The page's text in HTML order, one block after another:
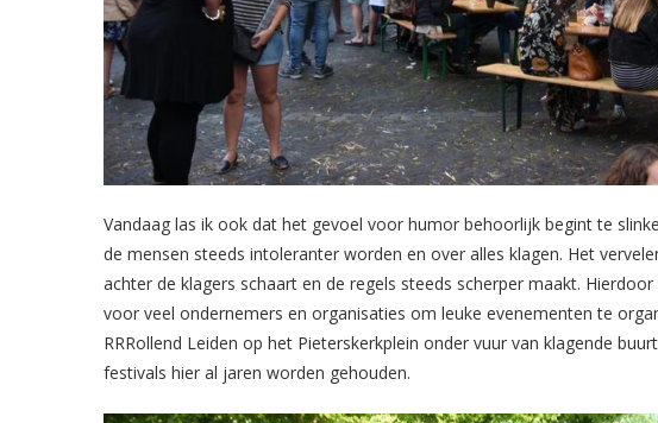
Vandaag las ik ook dat het gevoel voor humor behoorlijk begint te
de mensen steeds intoleranter worden en over alles klagen. Het
achter de klagers schaart en de regels steeds scherper maakt.
voor veel ondernemers en organisaties om leuke evenementen te
RRRollend Leiden op het Pieterskerkplein onder vuur van klagende
festivals hier al jaren worden gehouden.